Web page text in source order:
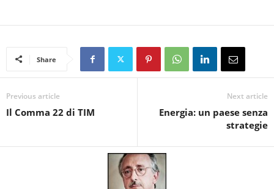
Share
Previous article
Il Comma 22 di TIM
Next article
Energia: un paese senza
strategie